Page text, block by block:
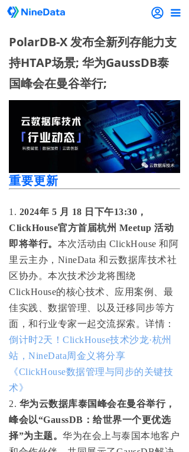
끀
PolarDB-X 发布全新列存能力支
持HTAP场景; 华为GaussDB泰
国峰会在曼谷举行;
重要更新
1. 2024年 5 月 18 日下午13:30，
ClickHouse官方首届杭州 Meetup 活动
即将举行。 本次活动由 ClickHouse 和阿
里云主办，NineData 和云数据库技术社
区协办。本次技术沙龙将围绕
ClickHouse的核心技术、应用案例、最
佳实践、数据管理、以及迁移同步等方
面，和行业专家一起交流探索。详情：
倒计时2天！ClickHouse技术沙龙·杭州
站，NineData周金义将分享
《ClickHouse数据管理与同步的关键技
术》
2. 华为云数据库泰国峰会在曼谷举行，
峰会以“GaussDB：给世界一个更优选
择”为主题。 华为在会上与泰国本地客户